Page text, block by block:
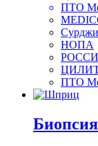
ПТО
НОПА
ПТО
Биопсия